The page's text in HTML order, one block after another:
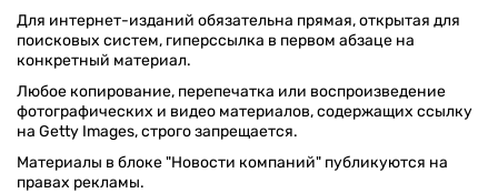
Для интернет-изданий обязательна прямая, открытая для
поисковых систем, гиперссылка в первом абзаце на
конкретный материал.
Любое копирование, перепечатка или воспроизведение
фотографических и видео материалов, содержащих ссылку
на Getty Images, строго запрещается.
Материалы в блоке "Новости компаний" публикуются на
правах рекламы.